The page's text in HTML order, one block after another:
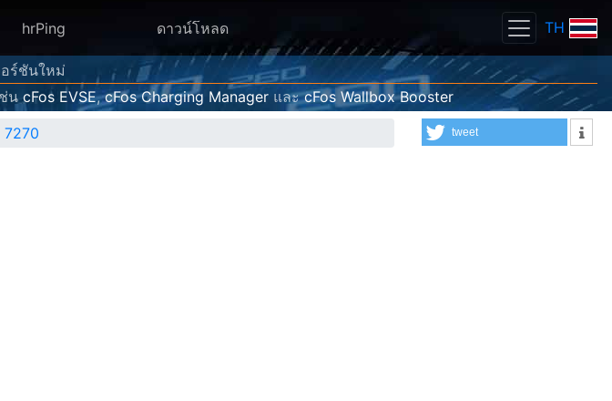
hrPing ดาวน์โหลด TH
ร์ชันใหม่
ช่นcFos EVSE,cFos Charging Manager และcFos Wallbox Booster
7270 tweet